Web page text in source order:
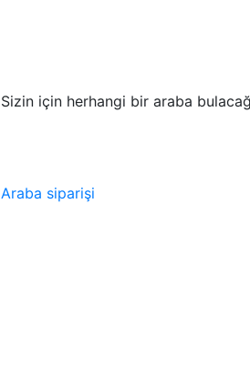
Sizin için herhangi bir araba
Araba siparişi